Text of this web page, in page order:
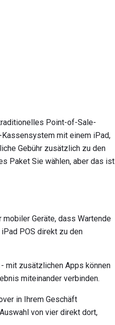
Point-of-Sale-
mit einem iPad,
Gebühr zusätzlich zu den
Paket Sie wählen, aber das ist
Geräte, dass Wartende
POS direkt zu den
mit zusätzlichen Apps können
miteinander verbinden.
in Ihrem Geschäft
von vier direkt dort,